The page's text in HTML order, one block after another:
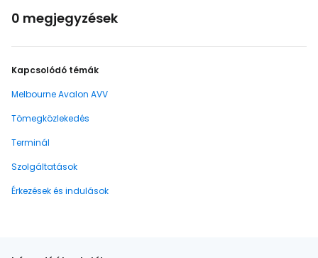
0 megjegyzések
Kapcsolódó témák
Melbourne Avalon AVV
Tömegközlekedés
Terminál
Szolgáltatások
Érkezések és indulások